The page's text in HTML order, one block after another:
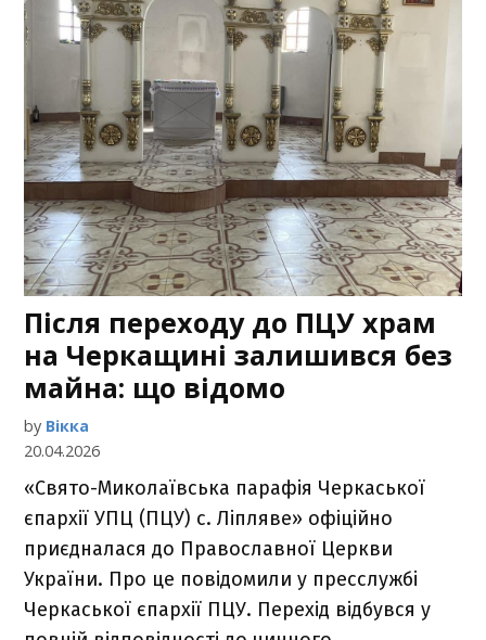
Після переходу до ПЦУ храм
на Черкащині залишився без
майна: що відомо
by Вікка
20.04.2026
«Свято-Миколаївська парафія Черкаської
єпархії УПЦ (ПЦУ) с. Ліпляве» офіційно
приєдналася до Православної Церкви
України. Про це повідомили у пресслужбі
Черкаської єпархії ПЦУ. Перехід відбувся у